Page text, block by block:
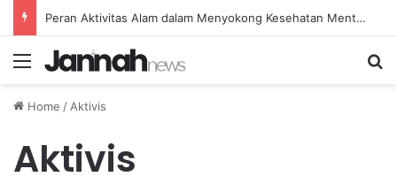
Peran Aktivitas Alam dalam Menyokong Kesehatan Mental dan Menenangkan Pikiran di Masa Sulit
Menu
Home / Aktivis
Aktivis